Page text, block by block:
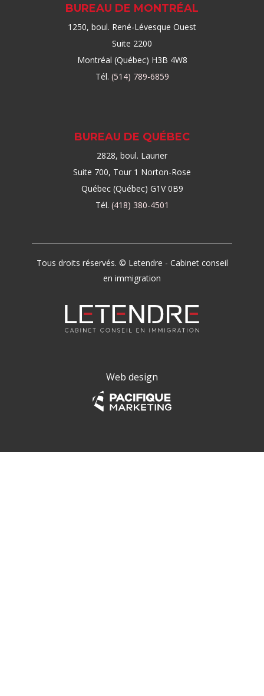
BUREAU DE MONTRÉAL
1250, boul. René-Lévesque Ouest
Suite 2200
Montréal (Québec) H3B 4W8
Tél. (514) 789-6859
BUREAU DE QUÉBEC
2828, boul. Laurier
Suite 700, Tour 1 Norton-Rose
Québec (Québec) G1V 0B9
Tél. (418) 380-4501
Tous droits réservés. © Letendre - Cabinet conseil
en immigration
Web design